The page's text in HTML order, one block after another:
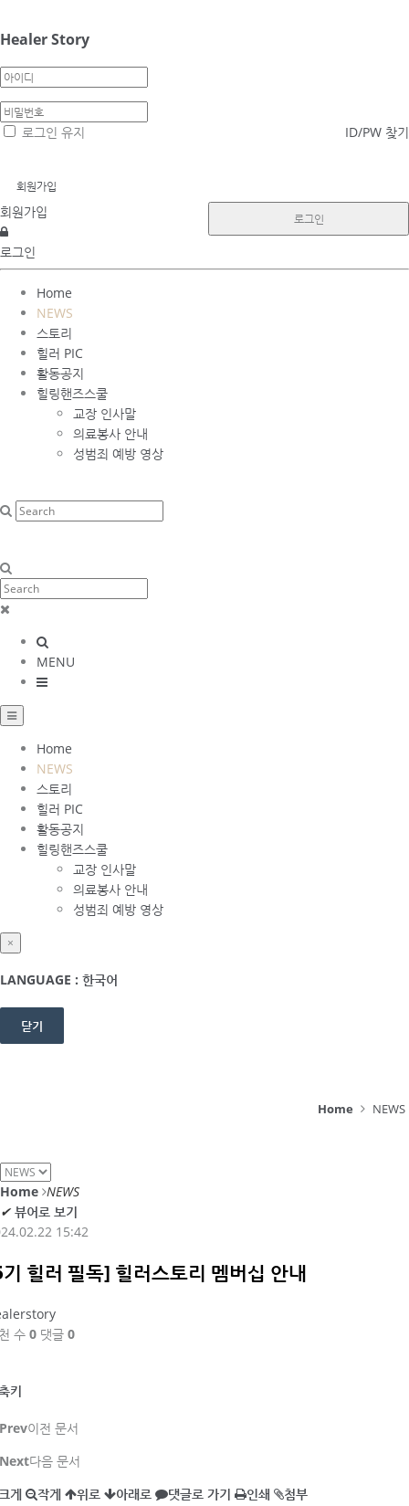
Healer Story
로그인 유지 ID/PW 찾기
회원가입
로그인
회원가입
로그인
Home
NEWS
스토리
힐러 PIC
활동공지
힐링핸즈스쿨
교장 인사말
의료봉사 안내
성범죄 예방 영상
MENU
Home
NEWS
스토리
힐러 PIC
활동공지
힐링핸즈스쿨
교장 인사말
의료봉사 안내
성범죄 예방 영상
×
LANGUAGE : 한국어
닫기
Home NEWS
Home NEWS
✔ 뷰어로 보기
15:42
힐러 필독] 힐러스토리 멤버십 안내
수 0 댓글 0
키
Prev이전 문서
Next다음 문서
게
작게 위로 아래로 댓글로 가기 인쇄 첨부